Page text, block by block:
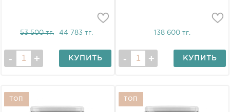
53 500 тг. 44 783 тг.
КУПИТЬ
138 600 тг.
КУПИТЬ
ТОП ТОП